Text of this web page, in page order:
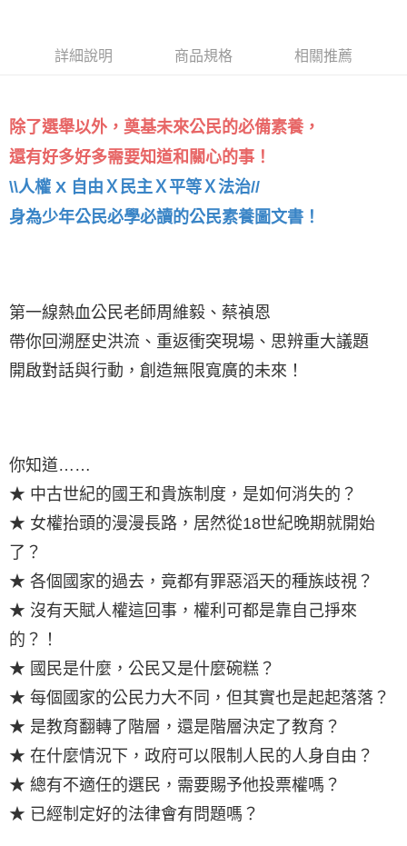
詳細說明 商品規格 相關推薦
除了選舉以外，奠基未來公民的必備素養，
還有好多好多需要知道和關心的事！
\\人權 X 自由Ｘ民主Ｘ平等Ｘ法治//
身為少年公民必學必讀的公民素養圖文書！
第一線熱血公民老師周維毅、蔡禎恩
帶你回溯歷史洪流、重返衝突現場、思辨重大議題
開啟對話與行動，創造無限寬廣的未來！
你知道……
★ 中古世紀的國王和貴族制度，是如何消失的？
★ 女權抬頭的漫漫長路，居然從18世紀晚期就開始
了？
★ 各個國家的過去，竟都有罪惡滔天的種族歧視？
★ 沒有天賦人權這回事，權利可都是靠自己掙來
的？！
★ 國民是什麼，公民又是什麼碗糕？
★ 每個國家的公民力大不同，但其實也是起起落落？
★ 是教育翻轉了階層，還是階層決定了教育？
★ 在什麼情況下，政府可以限制人民的人身自由？
★ 總有不適任的選民，需要賜予他投票權嗎？
★ 已經制定好的法律會有問題嗎？